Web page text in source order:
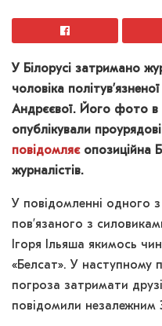
У Білорусі затримано
чоловіка
Андрєєвої. Його фото в
опублікували
повідомляєопозиційна
журналістів.
У повідомленні одного
пов’язаного з
Ігоря Ільяша якимось
«Белсат». У наступному
погроза затримати
повідомили незалежним